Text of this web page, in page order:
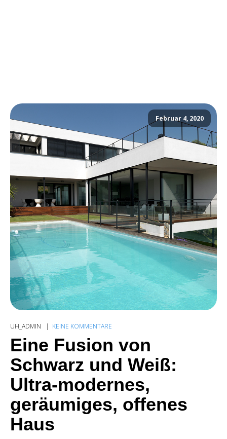
Februar 4, 2020
UH_ADMIN KEINE KOMMENTARE
Eine Fusion von
Schwarz und Weiß:
Ultra-modernes,
geräumiges, offenes
Haus